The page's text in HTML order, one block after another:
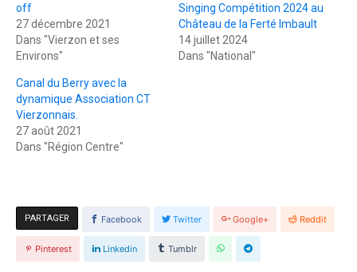
off
27 décembre 2021
Dans "Vierzon et ses
Environs"
Singing Compétition 2024 au
Château de la Ferté Imbault
14 juillet 2024
Dans "National"
Canal du Berry avec la
dynamique Association CT
Vierzonnais.
27 août 2021
Dans "Région Centre"
PARTAGER Facebook Twitter Google+ Reddit
Pinterest Linkedin Tumblr